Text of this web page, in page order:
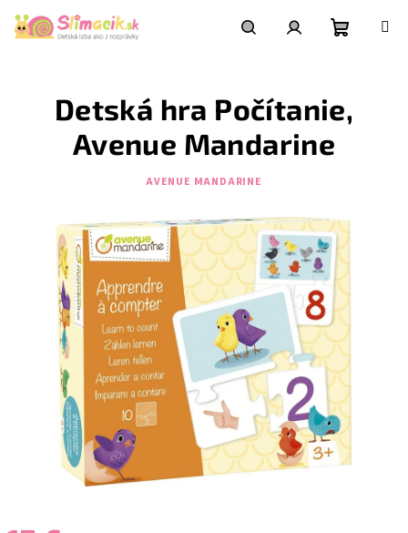
obsah
košík
Detská hra Počítanie,
Avenue Mandarine
AVENUE MANDARINE